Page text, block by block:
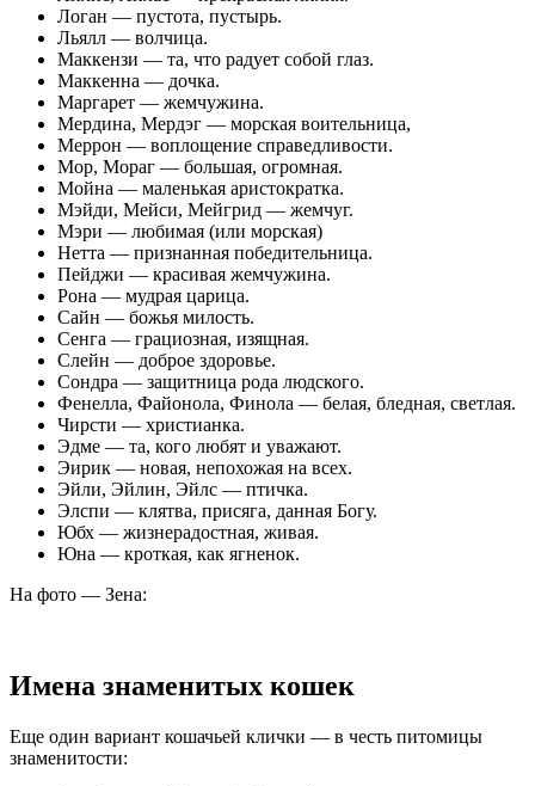
Логан — пустота, пустырь.
Льялл — волчица.
Маккензи — та, что радует собой глаз.
Маккенна — дочка.
Маргарет — жемчужина.
Мердина, Мердэг — морская воительница,
Меррон — воплощение справедливости.
Мор, Мораг — большая, огромная.
Мойна — маленькая аристократка.
Мэйди, Мейси, Мейгрид — жемчуг.
Мэри — любимая (или морская)
Нетта — признанная победительница.
Пейджи — красивая жемчужина.
Рона — мудрая царица.
Сайн — божья милость.
Сенга — грациозная, изящная.
Слейн — доброе здоровье.
Сондра — защитница рода людского.
Фенелла, Файонола, Финола — белая, бледная, светлая.
Чирсти — христианка.
Эдме — та, кого любят и уважают.
Эирик — новая, непохожая на всех.
Эйли, Эйлин, Эйлс — птичка.
Элспи — клятва, присяга, данная Богу.
Юбх — жизнерадостная, живая.
Юна — кроткая, как ягненок.
На фото — Зена:
Имена знаменитых кошек
Еще один вариант кошачьей клички — в честь питомицы
знаменитости: